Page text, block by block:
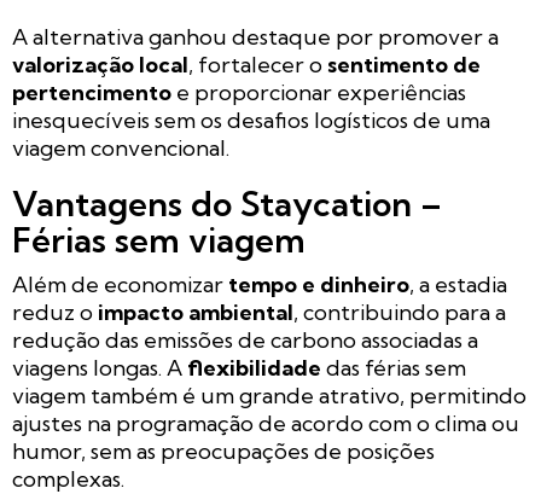
A alternativa ganhou destaque por promover a
valorização local, fortalecer osentimento de
pertencimento e proporcionar experiências
inesquecíveis sem os desafios logísticos de uma
viagem convencional.
Vantagens do Staycation –
Férias sem viagem
Além de economizar tempo e dinheiro, a estadia
reduz o impacto ambiental, contribuindo para a
redução das emissões de carbono associadas a
viagens longas. A flexibilidade das férias sem
viagem também é um grande atrativo, permitindo
ajustes na programação de acordo com o clima ou
humor, sem as preocupações de posições
complexas.